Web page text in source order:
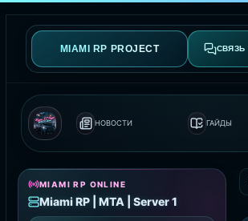
MIAMI RP PROJECT СВЯЗЬ
НОВОСТИ ГАЙДЫ
MIAMI RP ONLINE
Miami RP | MTA | Server 1